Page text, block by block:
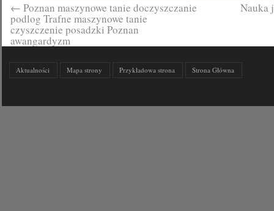
← Poznan maszynowe tanie doczyszczanie
podlog Trafne maszynowe tanie
czyszczenie posadzki Poznan
awangardyzm
Nauka
Aktualności Mapa strony Przykładowa strona Strona Główna